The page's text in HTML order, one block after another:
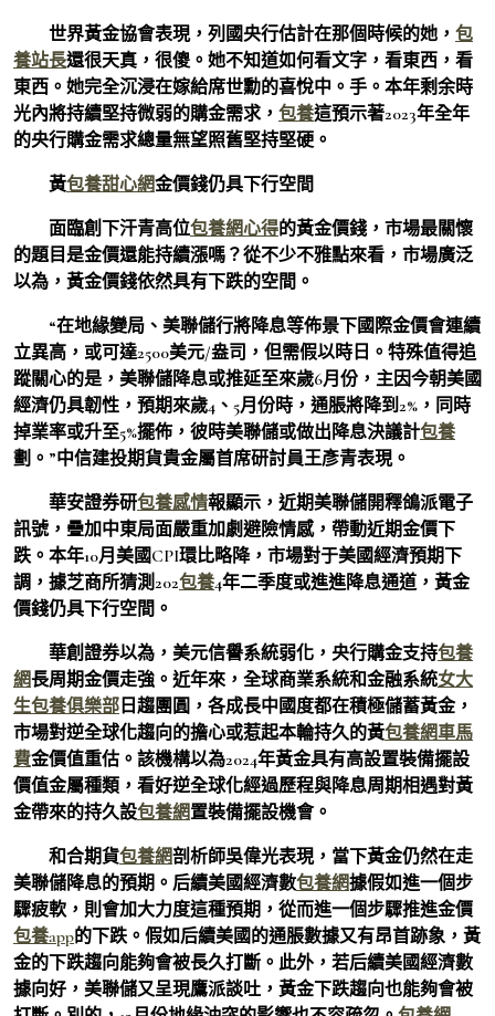
世界黃金協會表現，列國央行估計在那個時候的她， 包
養站長還很天真，很傻。她不知道如何看文字，看東西，看
東西。她完全沉浸在嫁給席世勳的喜悅中。手。本年剩余時
光內將持續堅持微弱的購金需求， 包養這預示著2023年全年
的央行購金需求總量無望照舊堅持堅硬。
黃包養甜心網金價錢仍具下行空間
面臨創下汗青高位包養網心得的黃金價錢，市場最關懷
的題目是金價還能持續漲嗎？從不少不雅點來看，市場廣泛
以為，黃金價錢依然具有下跌的空間。
“在地緣變局、美聯儲行將降息等佈景下國際金價會連續
立異高，或可達2500美元/盎司，但需假以時日。特殊值得追
蹤關心的是，美聯儲降息或推延至來歲6月份，主因今朝美國
經濟仍具韌性，預期來歲4、5月份時，通脹將降到2%，同時
掉業率或升至5%擺佈，彼時美聯儲或做出降息決議計包養
劃。”中信建投期貨貴金屬首席研討員王彥青表現。
華安證券研包養感情報顯示，近期美聯儲開釋鴿派電子
訊號，疊加中東局面嚴重加劇避險情感，帶動近期金價下
跌。本年10月美國CPI環比略降，市場對于美國經濟預期下
調，據芝商所猜測202包養4年二季度或進進降息通道，黃金
價錢仍具下行空間。
華創證券以為，美元信譽系統弱化，央行購金支持包養
網長周期金價走強。近年來，全球商業系統和金融系統女大
生包養俱樂部 日趨團圓，各成長中國度都在積極儲蓄黃金，
市場對逆全球化趨向的擔心或惹起本輪持久的黃包養網車馬
費金價值重估。該機構以為2024年黃金具有高設置裝備擺設
價值金屬種類，看好逆全球化經過歷程與降息周期相遇對黃
金帶來的持久設包養網置裝備擺設機會。
和合期貨包養網剖析師吳偉光表現，當下黃金仍然在走
美聯儲降息的預期。后續美國經濟數包養網據假如進一個步
驟疲軟，則會加大力度這種預期，從而進一個步驟推進金價
包養app的下跌。假如后續美國的通脹數據又有昂首跡象，黃
金的下跌趨向能夠會被長久打斷。此外，若后續美國經濟數
據向好，美聯儲又呈現鷹派談吐，黃金下跌趨向也能夠會被